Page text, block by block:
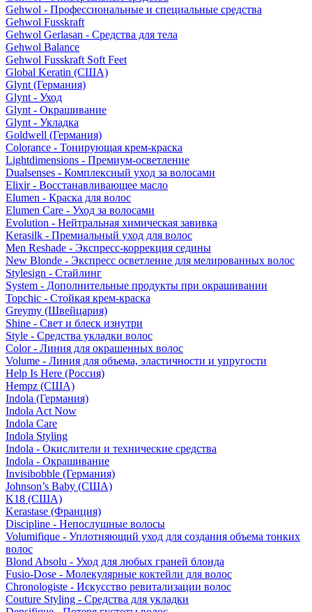
Gehwol - Профессиональные и специальные средства
Gehwol Fusskraft
Gehwol Gerlasan - Средства для тела
Gehwol Balance
Gehwol Fusskraft Soft Feet
Global Keratin (США)
Glynt (Германия)
Glynt - Уход
Glynt - Окрашивание
Glynt - Укладка
Goldwell (Германия)
Colorance - Тонирующая крем-краска
Lightdimensions - Премиум-осветление
Dualsenses - Комплексный уход за волосами
Elixir - Восстанавливающее масло
Elumen - Краска для волос
Elumen Care - Уход за волосами
Evolution - Нейтральная химическая завивка
Kerasilk - Премиальный уход для волос
Men Reshade - Экспресс-коррекция седины
New Blonde - Экспресс осветление для мелированных волос
Stylesign - Стайлинг
System - Дополнительные продукты при окрашивании
Topchic - Стойкая крем-краска
Greymy (Швейцария)
Shine - Свет и блеск изнутри
Style - Средства укладки волос
Color - Линия для окрашенных волос
Volume - Линия для объема, эластичности и упругости
Help Is Here (Россия)
Hempz (США)
Indola (Германия)
Indola Act Now
Indola Care
Indola Styling
Indola - Окислители и технические средства
Indola - Окрашивание
Invisibobble (Германия)
Johnson’s Baby (США)
K18 (США)
Kerastase (Франция)
Discipline - Непослушные волосы
Volumifique - Уплотняющий уход для создания объема тонких
волос
Blond Absolu - Уход для любых граней блонда
Fusio-Dose - Молекулярные коктейли для волос
Chronologiste - Искусство ревитализации волос
Couture Styling - Средства для укладки